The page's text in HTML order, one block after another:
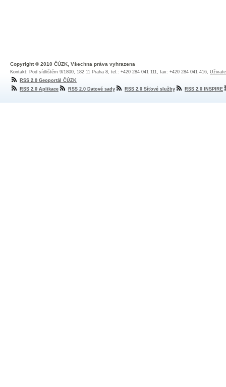
Copyright © 2010 ČÚZK, Všechna práva vyhrazena
Kontakt: Pod sídlištěm 9/1800, 182 11 Praha 8, tel.: +420 284 041 111, fax: +420 284 041 416,
RSS 2.0 Geoportál ČÚZK
RSS 2.0 Aplikace
RSS 2.0 Datové sady RSS 2.0 Síťové služby RSS 2.0 INSPIRE